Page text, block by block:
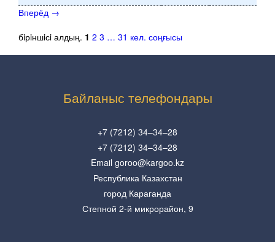
Вперёд →
бiрiншiсi алдың. 1 2 3 … 31 кел. соңғысы
Байланыс телефондары
+7 (7212) 34–34–28
+7 (7212) 34–34–28
Email goroo@kargoo.kz
Республика Казахстан
город Караганда
Степной 2-й микрорайон, 9